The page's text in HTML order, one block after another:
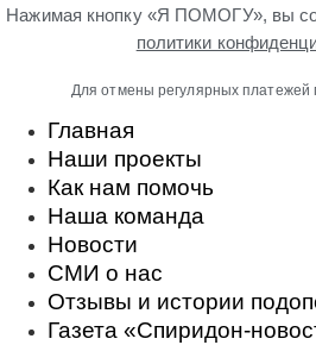
Нажимая кнопку «Я ПОМОГУ», вы
политики
Для отмены регулярных
Главная
Наши проекты
Как нам помочь
Наша команда
Новости
СМИ о нас
Отзывы и истории
Газета «Спиридон-